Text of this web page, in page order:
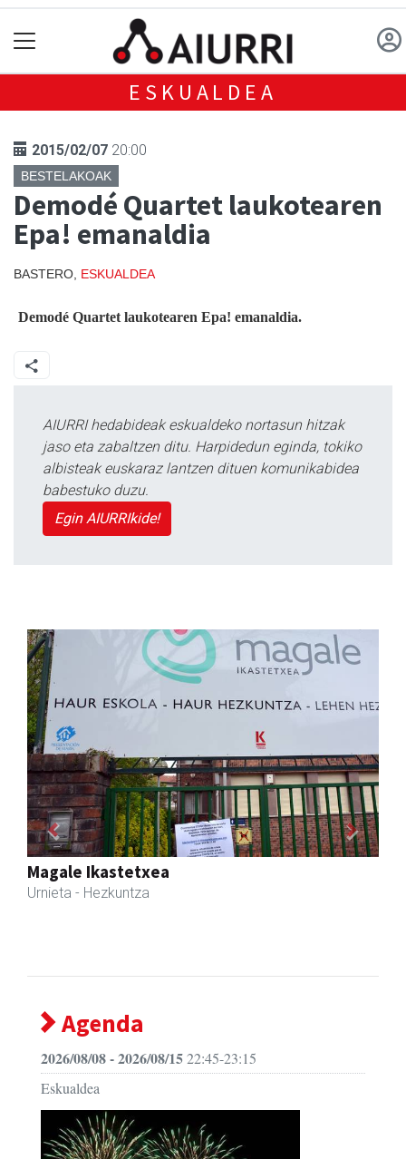
ESKUALDEA
2015/02/07 20:00
BESTELAKOAK
Demodé Quartet laukotearen
Epa! emanaldia
BASTERO, ESKUALDEA
Demodé Quartet laukotearen Epa! emanaldia.
AIURRI hedabideak eskualdeko nortasun hitzak
jaso eta zabaltzen ditu. Harpidedun eginda, tokiko
albisteak euskaraz lantzen dituen komunikabidea
babestuko duzu.
Egin AIURRIkide!
Zubimusu Ikastola
Zizurkil - Hezkuntza
Previous Next
Agenda
2026/08/08 - 2026/08/1522:45-23:15
Eskualdea